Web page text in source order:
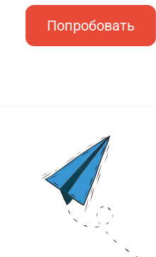
Попробовать